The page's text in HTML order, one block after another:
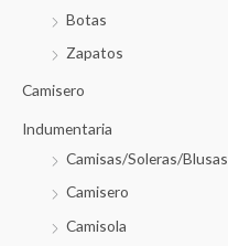
Botas
Zapatos
Camisero
Indumentaria
Camisas/Soleras/Blusas
Camisero
Camisola